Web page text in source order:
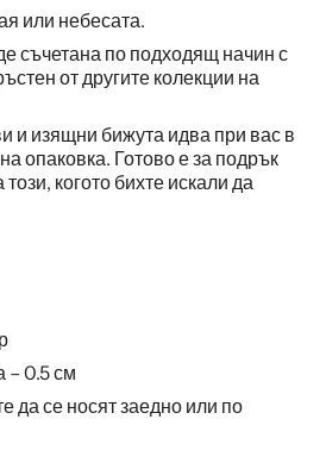
или небесата.
съчетана по подходящ начин с
от другите колекции на
и изящни бижута идва при вас в
опаковка. Готово е за подрък
когото бихте искали да
– 0.5 см
да се носят заедно или по